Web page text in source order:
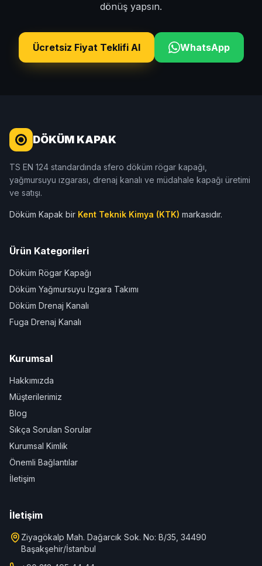
dönüş yapsın.
Ücretsiz Fiyat Teklifi Al WhatsApp
DÖKÜM KAPAK
TS EN 124 standardında sfero döküm rögar kapağı,
yağmursuyu ızgarası, drenaj kanalı ve müdahale kapağı üretimi
ve satışı.
Döküm Kapak bir Kent Teknik Kimya (KTK) markasıdır.
Ürün Kategorileri
Döküm Rögar Kapağı
Döküm Yağmursuyu Izgara Takımı
Döküm Drenaj Kanalı
Fuga Drenaj Kanalı
Kurumsal
Hakkımızda
Müşterilerimiz
Blog
Sıkça Sorulan Sorular
Kurumsal Kimlik
Önemli Bağlantılar
İletişim
İletişim
Ziyagökalp Mah. Dağarcık Sok. No: B/35, 34490
Başakşehir/İstanbul